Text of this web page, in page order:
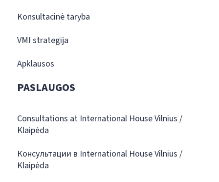
Konsultacinė taryba
VMI strategija
Apklausos
PASLAUGOS
Consultations at International House Vilnius /
Klaipėda
Консультации в International House Vilnius /
Klaipėda